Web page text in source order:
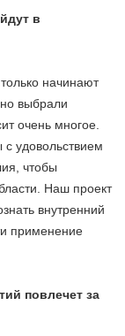
в
начинают
выбрали
очень многое.
удовольствием
чтобы
Наш проект
внутренний
применение
повлечет за